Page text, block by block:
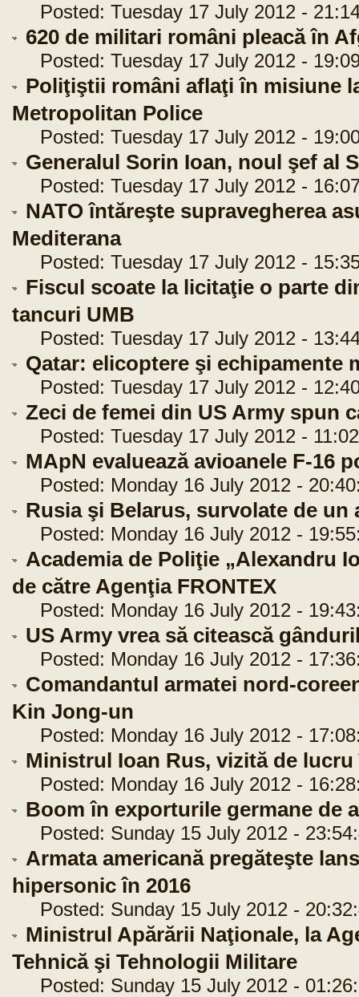
Posted: Tuesday 17 July 2012 -
620 de militari români pleacă în
Posted: Tuesday 17 July 2012 -
Poliţiştii români aflaţi în misiune
Metropolitan Police
Posted: Tuesday 17 July 2012 -
Generalul Sorin Ioan, noul şef al
Posted: Tuesday 17 July 2012 -
NATO întăreşte supravegherea
Mediterana
Posted: Tuesday 17 July 2012 -
Fiscul scoate la licitaţie o parte
tancuri UMB
Posted: Tuesday 17 July 2012 -
Qatar: elicoptere şi echipamente
Posted: Tuesday 17 July 2012 -
Zeci de femei din US Army spun
Posted: Tuesday 17 July 2012 -
MApN evaluează avioanele F-16
Posted: Monday 16 July 2012 -
Rusia şi Belarus, survolate de un
Posted: Monday 16 July 2012 -
Academia de Poliţie „Alexandru
de către Agenţia FRONTEX
Posted: Monday 16 July 2012 -
US Army vrea să citească
Posted: Monday 16 July 2012 -
Comandantul armatei nord-
Kin Jong-un
Posted: Monday 16 July 2012 -
Ministrul Ioan Rus, vizită de
Posted: Monday 16 July 2012 -
Boom în exporturile germane de
Posted: Sunday 15 July 2012 -
Armata americană pregăteşte
hipersonic în 2016
Posted: Sunday 15 July 2012 -
Ministrul Apărării Naţionale, la
Tehnică şi Tehnologii Militare
Posted: Sunday 15 July 2012 -